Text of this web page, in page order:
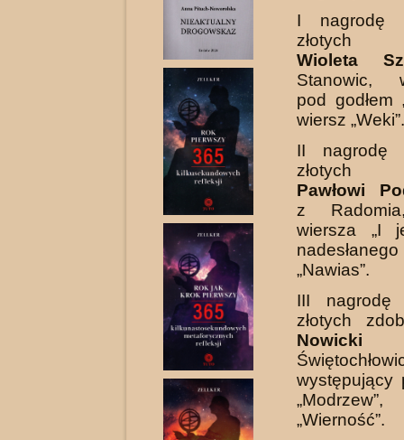
I nagrodę
złotych
Wioleta
Stanowic,
pod godłem
wiersz „Weki”.
II nagrodę
złotych
Pawłowi
z
wiersza „I
„Nawias”.
III nagrodę
złotych
Nowicki
występujący
„Wierność”.